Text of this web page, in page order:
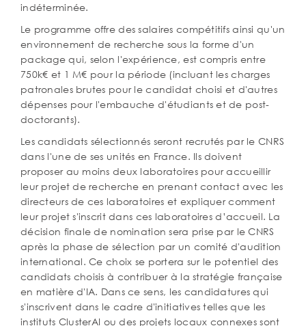
indéterminée.
Le programme offre des salaires compétitifs ainsi qu'un
environnement de recherche sous la forme d'un
package qui, selon l'expérience, est compris entre
750k€ et 1 M€ pour la période (incluant les charges
patronales brutes pour le candidat choisi et d'autres
dépenses pour l'embauche d'étudiants et de post-
doctorants).
Les candidats sélectionnés seront recrutés par le CNRS
dans l'une de ses unités en France. Ils doivent
proposer au moins deux laboratoires pour accueillir
leur projet de recherche en prenant contact avec les
directeurs de ces laboratoires et expliquer comment
leur projet s'inscrit dans ces laboratoires d’accueil. La
décision finale de nomination sera prise par le CNRS
après la phase de sélection par un comité d'audition
international. Ce choix se portera sur le potentiel des
candidats choisis à contribuer à la stratégie française
en matière d'IA. Dans ce sens, les candidatures qui
s'inscrivent dans le cadre d'initiatives telles que les
instituts ClusterAI ou des projets locaux connexes sont